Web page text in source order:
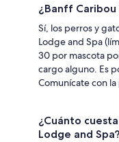
¿Banff Caribou
Sí, los perros y
Lodge and Spa
30 por mascota
cargo alguno. Es
Comunícate con
¿Cuánto
Lodge and Spa?